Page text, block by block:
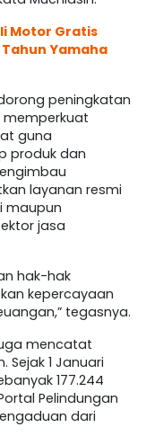
Motor Gratis
Tahun Yamaha
peningkatan
memperkuat
guna
produk dan
layanan resmi
maupun
jasa
hak-hak
kepercayaan
tegasnya.
mencatat
1 Januari
177.244
Pelindungan
dari